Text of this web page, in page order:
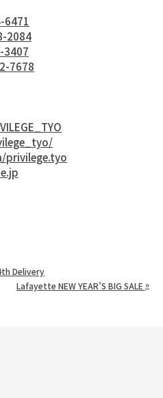
6471
2084
3407
7678
privilege.tyo
Delivery
Lafayette NEW YEAR’S BIG SALE »